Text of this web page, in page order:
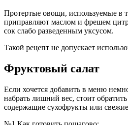
Протертые овощи, используемые в
приправляют маслом и фрешем
сок слабо разведенным уксусом.
Такой рецепт не допускает
Фруктовый салат
Если хочется добавить в меню
набрать лишний вес, стоит
содержащие сухофрукты или